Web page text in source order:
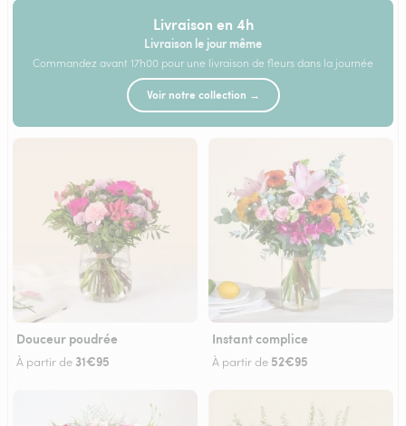
Livraison en 4h
Livraison le jour même
Commandez avant 17h00 pour une livraison de fleurs dans la journée
Voir notre collection →
Douceur poudrée
À partir de 31€95
Instant complice
À partir de 52€95